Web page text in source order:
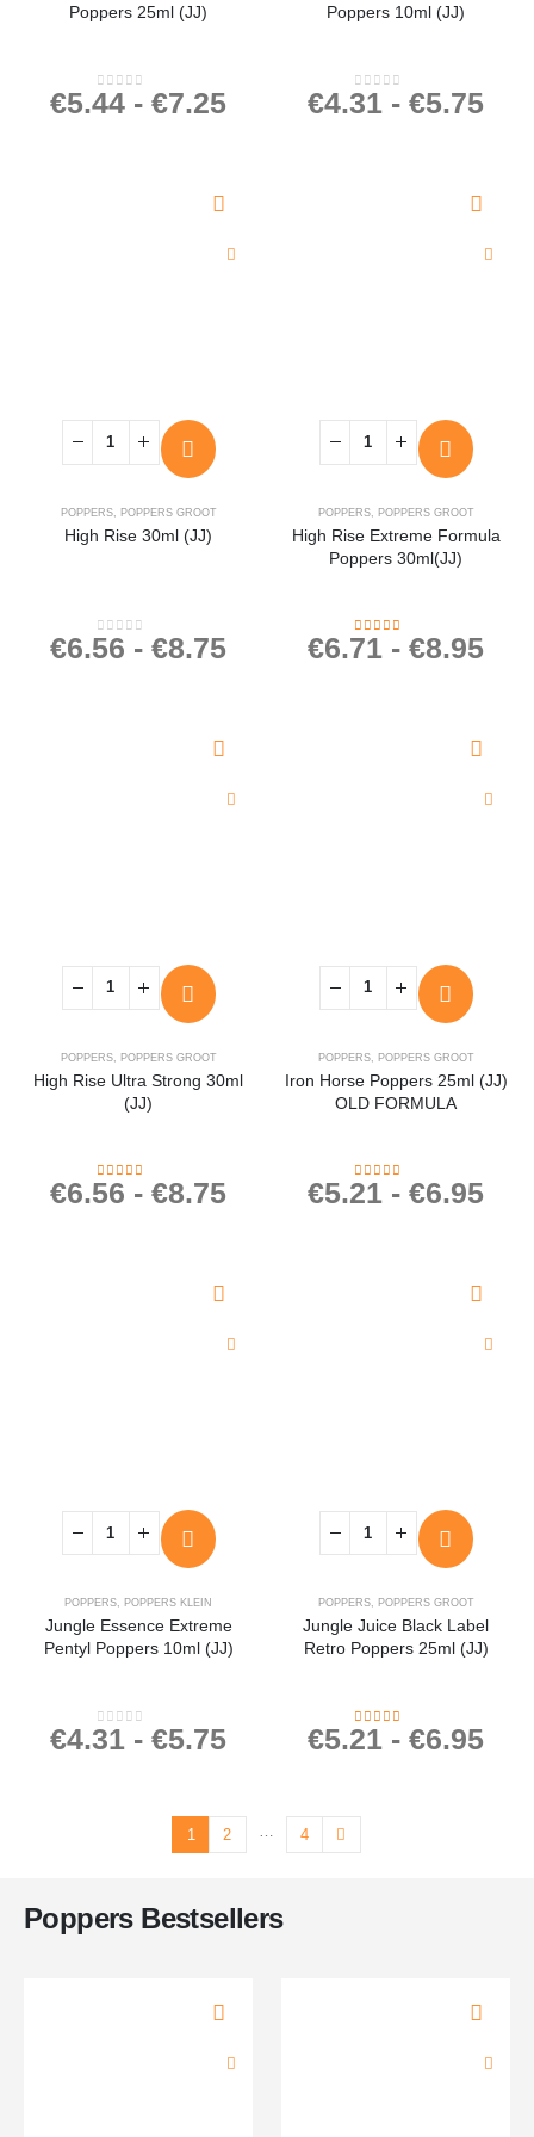
Poppers 25ml (JJ)
0 out of 5
€5.44 - €7.25
Poppers 10ml (JJ)
0out of 5
€4.31 - €5.75
POPPERS, POPPERS GROOT
High Rise 30ml (JJ)
0out of 5
€6.56 - €8.75
POPPERS, POPPERS GROOT
High Rise Extreme Formula
Poppers 30ml(JJ)
4.20 out of 5
€6.71 - €8.95
POPPERS, POPPERS GROOT
High Rise Ultra Strong 30ml
(JJ)
4.32 out of 5
€6.56 - €8.75
POPPERS, POPPERS GROOT
Iron Horse Poppers 25ml (JJ)
OLD FORMULA
4.00 out of 5
€5.21 - €6.95
POPPERS, POPPERS KLEIN
Jungle Essence Extreme
Pentyl Poppers 10ml (JJ)
0out of 5
€4.31 - €5.75
POPPERS, POPPERS GROOT
Jungle Juice Black Label
Retro Poppers 25ml (JJ)
4.53 out of 5
€5.21 - €6.95
1 2 4
Poppers Bestsellers